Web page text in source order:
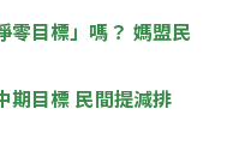
零目標」嗎？ 媽盟民
期目標 民間提減排